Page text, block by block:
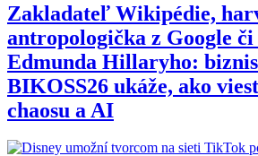
Zakladateľ Wikipédie,
antropologička z Google
Edmunda Hillaryho:
BIKOSS26 ukáže, ako
chaosu a AI